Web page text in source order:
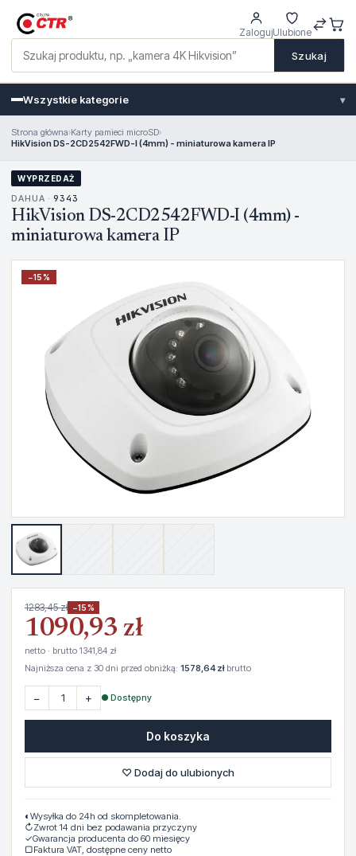
Szukaj
ZalogujUlubione
Wszystkie kategorie ▾
Strona główna›Karty pamieci microSD›
HikVision DS-2CD2542FWD-I (4mm) - miniaturowa kamera IP
WYPRZEDAŻ
DAHUA · 9343
HikVision DS-2CD2542FWD-I (4mm) -
miniaturowa kamera IP
−15%
1283,45 zł −15%
1090,93 zł
netto · brutto 1341,84 zł
Najniższa cena z 30 dni przed obniżką: 1578,64 złbrutto
− + ● Dostępny
Do koszyka
♡ Dodaj do ulubionych
◐ Wysyłka do 24h od skompletowania.
↻Zwrot 14 dni bez podawania przyczyny
✓Gwarancja producenta do 60 miesięcy
▢Faktura VAT, dostępne ceny netto